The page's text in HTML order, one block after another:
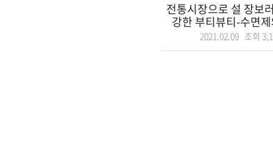
전통시장으로 설 장보
강한 부티뷰티-수면
2021.02.09 조회